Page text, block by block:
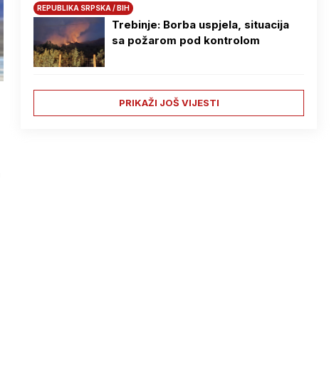
REPUBLIKA SRPSKA / BIH
Trebinje: Borba uspjela, situacija
sa požarom pod kontrolom
PRIKAŽI JOŠ VIJESTI